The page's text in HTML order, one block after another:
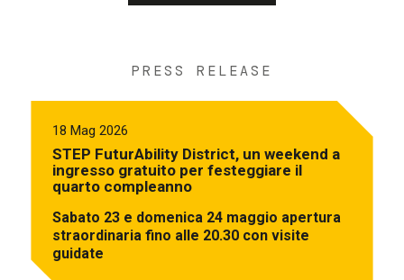
PRESS RELEASE
18 Mag 2026
STEP FuturAbility District, un weekend a
ingresso gratuito per festeggiare il
quarto compleanno
Sabato 23 e domenica 24 maggio apertura
straordinaria fino alle 20.30 con visite
guidate